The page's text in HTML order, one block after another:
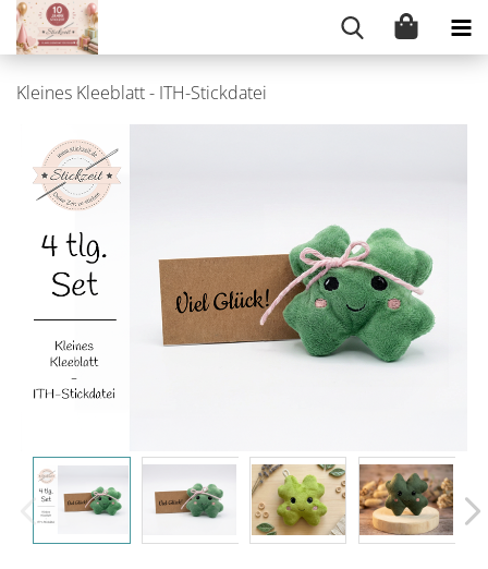
Kleines Kleeblatt - ITH-Stickdatei